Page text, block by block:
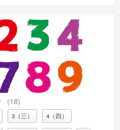
(18)
3（三） 4（四）